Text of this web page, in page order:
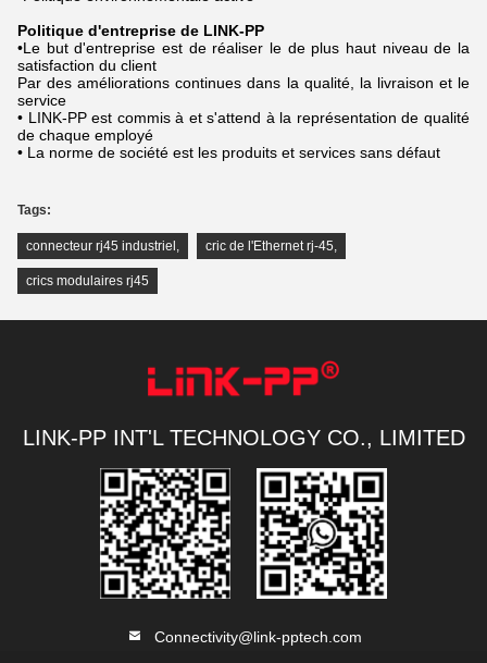
Politique d'entreprise de LINK-PP
•Le but d'entreprise est de réaliser le de plus haut niveau de la
satisfaction du client
Par des améliorations continues dans la qualité, la livraison et le
service
• LINK-PP est commis à et s'attend à la représentation de qualité
de chaque employé
• La norme de société est les produits et services sans défaut
Tags:
connecteur rj45 industriel cric de l'Ethernet rj-45
crics modulaires rj45
LINK-PP INT'L TECHNOLOGY CO., LIMITED
Connectivity@link-pptech.com